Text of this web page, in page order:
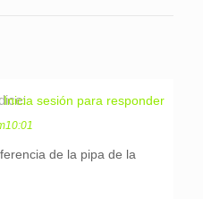
de la pipa de la
Inicia sesión para responder